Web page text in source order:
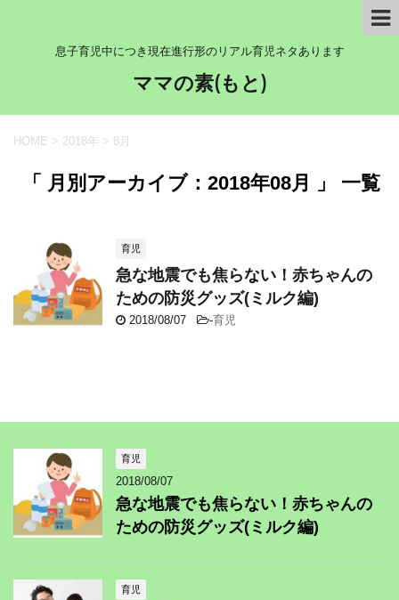
息子育児中につき現在進行形のリアル育児ネタあります
ママの素(もと)
HOME > 2018年 > 8月
「 月別アーカイブ：2018年08月 」 一覧
育児
急な地震でも焦らない！赤ちゃんの
ための防災グッズ(ミルク編)
2018/08/07 -育児
育児
2018/08/07
急な地震でも焦らない！赤ちゃんの
ための防災グッズ(ミルク編)
育児